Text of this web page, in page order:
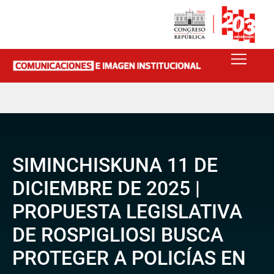
SIMINCHISKUNA 11 DE
DICIEMBRE DE 2025 |
PROPUESTA LEGISLATIVA
DE ROSPIGLIOSI BUSCA
PROTEGER A POLICÍAS EN